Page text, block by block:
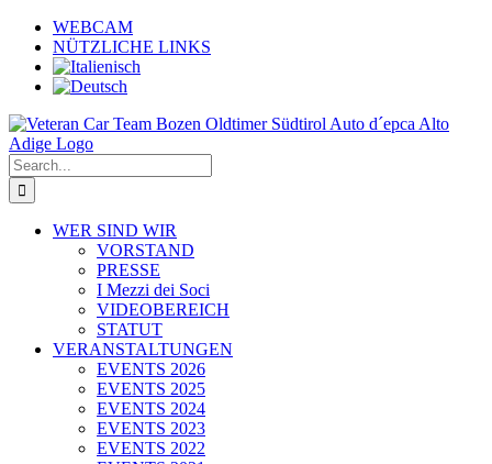
Skip
content
WEBCAM
NÜTZLICHE LINKS
Search
for:
WER SIND WIR
VORSTAND
PRESSE
I Mezzi dei Soci
VIDEOBEREICH
STATUT
VERANSTALTUNGEN
EVENTS 2026
EVENTS 2025
EVENTS 2024
EVENTS 2023
EVENTS 2022